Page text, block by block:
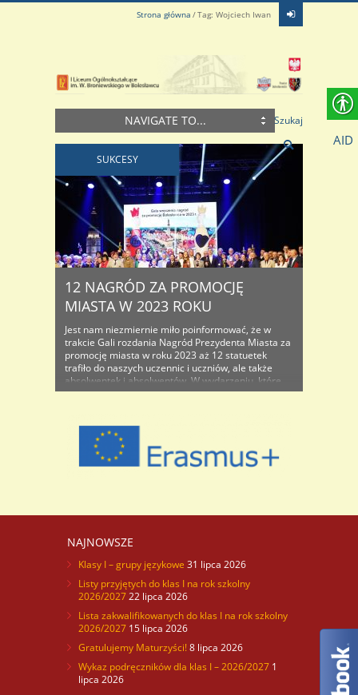
Strona główna Tag: Wojciech Iwan
NAVIGATE TO... Szukaj
SUKCESY
12 NAGRÓD ZA PROMOCJĘ
MIASTA W 2023 ROKU
Jest nam niezmiernie miło poinformować, że w
trakcie Gali rozdania Nagród Prezydenta Miasta za
promocję miasta w roku 2023 aż 12 statuetek
trafiło do naszych uczennic i uczniów, ale także
absolwentek i absolwentów. W wydarzeniu, które
miało miejsce 21 marca w sali kina „Forum”
NAJNOWSZE
Klasy I – grupy językowe 31 lipca 2026
Listy przyjętych do klas I na rok szkolny
2026/202722 lipca 2026
Lista zakwalifikowanych do klas I na rok szkolny
2026/2027 15 lipca 2026
Gratulujemy Maturzyści!8 lipca 2026
Wykaz podręczników dla klas I – 2026/2027 1
lipca 2026
AID